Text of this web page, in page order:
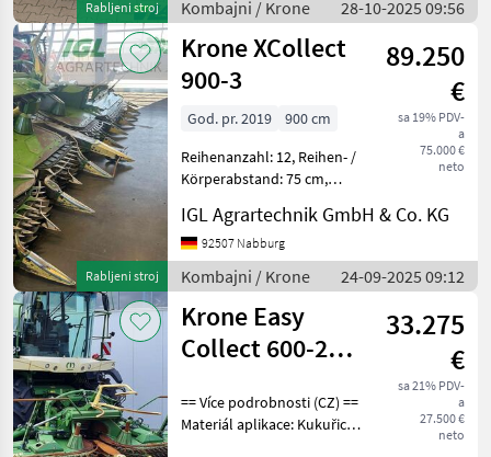
Rabljeni stroj
04/0410 Reihenerkennung
05/0510 Bo
Kombajni / Krone 28-10-2025 09:56
Rabljeni stroj
Krone XCollect
900-3
89.250
€
sa 19% PDV-
a
75.000 €
neto
God. pr. 2019
900 cm
Reihenanzahl: 12, Reihen- /
Körperabstand: 75 cm,
Reihenunabhängig
________ Tip hedera/
adaptera: Adapter za
kukuruz Kombajni Adapteri
za kombajn
IGL Agrartechnik GmbH & Co. KG
92507 Nabburg
Kombajni / Krone 24-09-2025 09:12
Krone Easy
Collect 600-2
33.275
€
sa 21% PDV-
a
27.500 €
neto
== Více podrobnosti (CZ) ==
Materiál aplikace: Kukuřice